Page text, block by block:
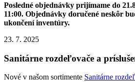
Posledné objednávky prijímame do
11:00. Objednávky doručené neskôr
ukončení inventúry.
23. 7. 2025
Sanitárne rozdeľovače a
Nové v našom sortimente Sanitárne